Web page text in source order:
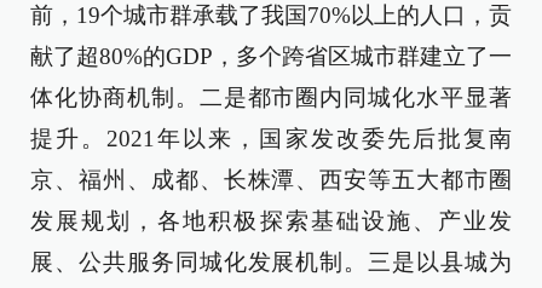
前，19个城市群承载了我国70%以上的人口，贡
献了超80%的GDP，多个跨省区城市群建立了一
体化协商机制。二是都市圈内同城化水平显著
提升。2021年以来，国家发改委先后批复南
京、福州、成都、长株潭、西安等五大都市圈
发展规划，各地积极探索基础设施、产业发
展、公共服务同城化发展机制。三是以县城为